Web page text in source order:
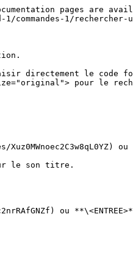
pages are
1/rechercher-
directement le code
pour le
le son titre.
ou